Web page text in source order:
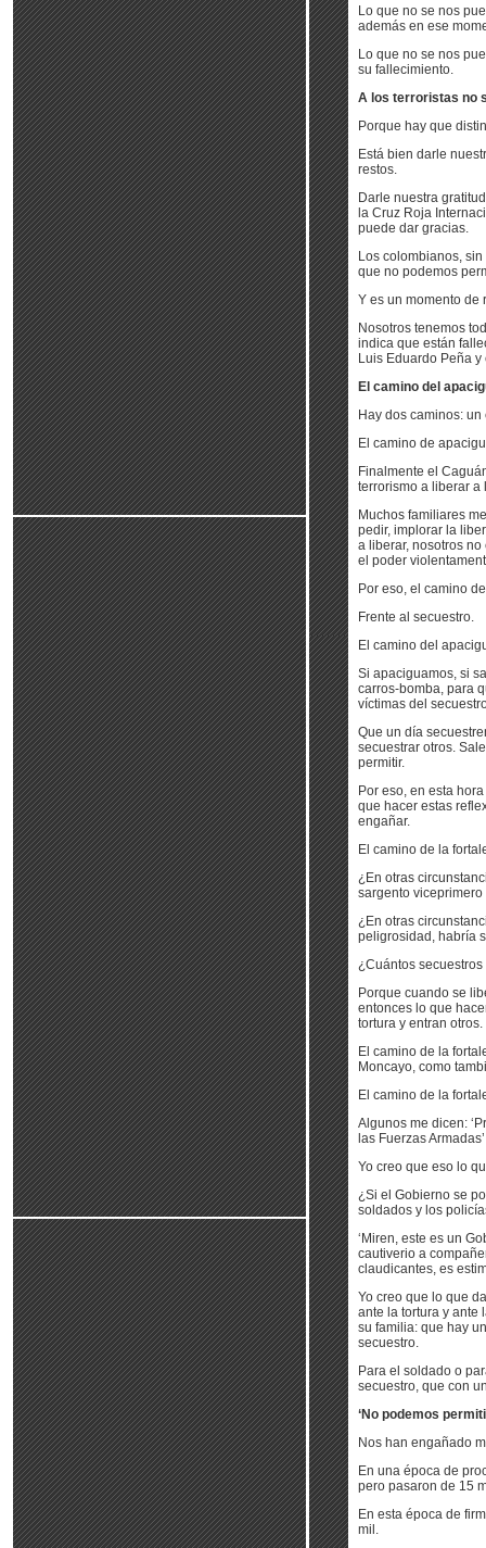
Lo que no se nos
además en ese
Lo que no se nos
su fallecimiento.
A los terroristas no
Porque hay que
Está bien darle
restos.
Darle nuestra
la Cruz Roja
puede dar gracias.
Los colombianos,
que no podemos
Y es un momento de
Nosotros tenemos
indica que están
Luis Eduardo Peña
El camino del
Hay dos caminos:
El camino de
Finalmente el
terrorismo a liberar a
Muchos familiares
pedir, implorar la
a liberar, nosotros
el poder
Por eso, el camino
Frente al secuestro.
El camino del
Si apaciguamos, si
carros-bomba, para
víctimas del
Que un día
secuestrar otros.
permitir.
Por eso, en esta
que hacer estas
engañar.
El camino de la
¿En otras
sargento
¿En otras
peligrosidad, habría
¿Cuántos
Porque cuando se
entonces lo que
tortura y entran otros.
El camino de la
Moncayo, como
El camino de la
Algunos me dicen:
las Fuerzas
Yo creo que eso lo
¿Si el Gobierno se
soldados y los
‘Miren, este es un
cautiverio a
claudicantes, es
Yo creo que lo que
ante la tortura y ante
su familia: que hay
secuestro.
Para el soldado o
secuestro, que con
‘No podemos
Nos han engañado
En una época de
pero pasaron de 15
En esta época de
mil.